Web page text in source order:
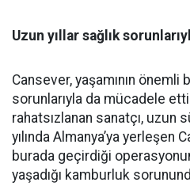
Uzun yıllar sağlık
Cansever, yaşamının önemli
sorunlarıyla da mücadele etti.
rahatsızlanan sanatçı, uzun
yılında Almanya’ya yerleşen
burada geçirdiği operasyonun
yaşadığı kamburluk